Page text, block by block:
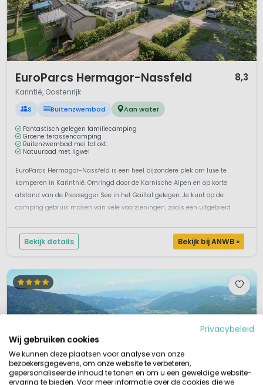
EuroParcs Hermagor-Nassfeld 8,3
Karintië, Oostenrijk
S Buitenzwembad Aan water
Fantastisch gelegen familiecamping
Groene terassencamping
Buitenzwembad mei tot okt.
Natuurbad met ligwei
EuroParcs Hermagor-Nassfeld is een heel bijzondere plek om luxe te
kamperen in Karinthië. Omringd door de Karnische Alpen en op korte
afstand van de Pressegger See in het Gailtal gelegen. Je kunt op de
camping gebruik maken van vele voorzieningen, zoals een uitgebreid
uitstek...
Bekijk details Bekijk bij ANWB »
Privacybeleid
Wij gebruiken cookies
We kunnen deze plaatsen voor analyse van onze
bezoekersgegevens, om onze website te verbeteren,
gepersonaliseerde inhoud te tonen en om u een geweldige website-
ervaring te bieden. Voor meer informatie over de cookies die we